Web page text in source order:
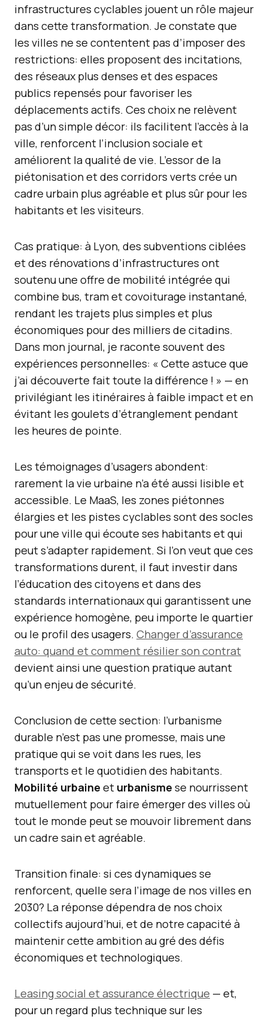
infrastructures cyclables jouent un rôle majeur
dans cette transformation. Je constate que
les villes ne se contentent pas d’imposer des
restrictions: elles proposent des incitations,
des réseaux plus denses et des espaces
publics repensés pour favoriser les
déplacements actifs. Ces choix ne relèvent
pas d’un simple décor: ils facilitent l’accès à la
ville, renforcent l’inclusion sociale et
améliorent la qualité de vie. L’essor de la
piétonisation et des corridors verts crée un
cadre urbain plus agréable et plus sûr pour les
habitants et les visiteurs.
Cas pratique: à Lyon, des subventions ciblées
et des rénovations d’infrastructures ont
soutenu une offre de mobilité intégrée qui
combine bus, tram et covoiturage instantané,
rendant les trajets plus simples et plus
économiques pour des milliers de citadins.
Dans mon journal, je raconte souvent des
expériences personnelles: « Cette astuce que
j’ai découverte fait toute la différence ! » — en
privilégiant les itinéraires à faible impact et en
évitant les goulets d’étranglement pendant
les heures de pointe.
Les témoignages d’usagers abondent:
rarement la vie urbaine n’a été aussi lisible et
accessible. Le MaaS, les zones piétonnes
élargies et les pistes cyclables sont des socles
pour une ville qui écoute ses habitants et qui
peut s’adapter rapidement. Si l’on veut que ces
transformations durent, il faut investir dans
l’éducation des citoyens et dans des
standards internationaux qui garantissent une
expérience homogène, peu importe le quartier
ou le profil des usagers. Changer d’assurance
auto: quand et comment résilier son contrat
devient ainsi une question pratique autant
qu’un enjeu de sécurité.
Conclusion de cette section: l’urbanisme
durable n’est pas une promesse, mais une
pratique qui se voit dans les rues, les
transports et le quotidien des habitants.
Mobilité urbaine et urbanisme se nourrissent
mutuellement pour faire émerger des villes où
tout le monde peut se mouvoir librement dans
un cadre sain et agréable.
Transition finale: si ces dynamiques se
renforcent, quelle sera l’image de nos villes en
2030? La réponse dépendra de nos choix
collectifs aujourd’hui, et de notre capacité à
maintenir cette ambition au gré des défis
économiques et technologiques.
Leasing social et assurance électrique — et,
pour un regard plus technique sur les